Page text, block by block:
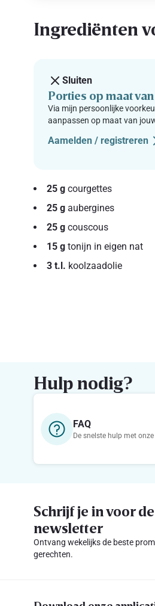
Ingrediënten
Sluiten
Porties op maat
Via mijn persoonlijke
aanpassen op maat van
Aamelden / registreren
25 g courgettes
25 g aubergines
25 g couscous
15 g tonijn in eigen nat
3 t.l. koolzaadolie
Hulp nodig?
FAQ
De snelste hulp met onze
Schrijf je in voor
newsletter
Ontvang wekelijks de beste
gerechten.